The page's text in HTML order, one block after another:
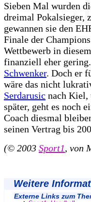
Sieben Mal wurden
dreimal Pokalsieger,
gewannen sie den
Finale der
Wettbewerb in
finanziell eher
Schwenker. Doch er
wäre das nicht
Serdarusic nach Kiel,
später, geht es noch
Coach diesmal
seinen Vertrag bis
(© 2003 Sport1, von
Weitere
Externe Links zum